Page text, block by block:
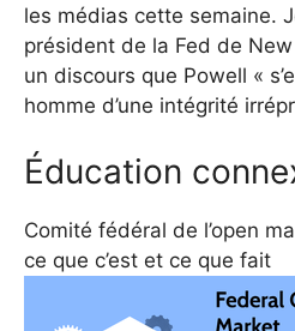
les médias cette semaine.
président de la Fed de
un discours que Powell «
homme d’une intégrité
Éducation
Comité fédéral de l’open
ce que c’est et ce que fait